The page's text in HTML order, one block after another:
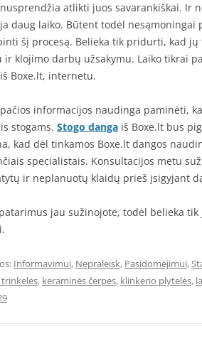
atlikti juos savarankiškai. Ir
daug laiko. Būtent todėl
šį procesą. Belieka tik pridurti, kad
ir klojimo darbų užsakymu. Laiko tikrai
Boxe.lt, internetu.
informacijos naudinga paminėti,
stogams. Stogo danga iš Boxe.lt bus
kad dėl tinkamos Boxe.lt dangos
specialistais. Konsultacijos metu
ir neplanuotų klaidų prieš įsigyjant
jau sužinojote, todėl belieka
Informavimui, Nepraleisk, Pasidomėjimui,
, keraminės čerpės, klinkerio plytelės,